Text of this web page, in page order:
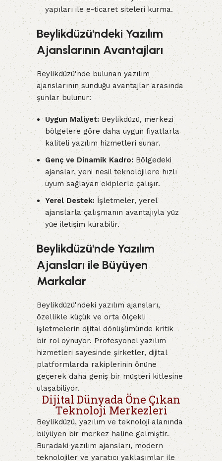
yapıları ile e-ticaret siteleri kurma.
Beylikdüzü'ndeki Yazılım
Ajanslarının Avantajları
Beylikdüzü'nde bulunan yazılım
ajanslarının sunduğu avantajlar arasında
şunlar bulunur:
Uygun Maliyet:Beylikdüzü, merkezi
bölgelere göre daha uygun fiyatlarla
kaliteli yazılım hizmetleri sunar.
Genç ve Dinamik Kadro: Bölgedeki
ajanslar, yeni nesil teknolojilere hızlı
uyum sağlayan ekiplerle çalışır.
Yerel Destek:İşletmeler, yerel
ajanslarla çalışmanın avantajıyla yüz
yüe iletişim kurabilir.
Beylikdüzü'nde Yazılım
Ajansları ile Büyüyen
Markalar
Beylikdüzü'ndeki yazılım ajansları,
özellikle küçük ve orta ölçekli
işletmelerin dijital dönüşümünde kritik
bir rol oynuyor. Profesyonel yazılım
hizmetleri sayesinde şirketler, dijital
platformlarda rakiplerinin önüne
geçerek daha geniş bir müşteri kitlesine
ulaşabiliyor.
Dijital Dünyada Öne Çıkan
Teknoloji Merkezleri
Beylikdüzü, yazılım ve teknoloji alanında
büyüyen bir merkez haline gelmiştir.
Buradaki yazılım ajansları, modern
teknolojiler ve yaratıcı yaklaşımlar ile